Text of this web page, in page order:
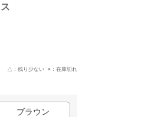
△：残り少ない ×：在庫切れ
ブラウン